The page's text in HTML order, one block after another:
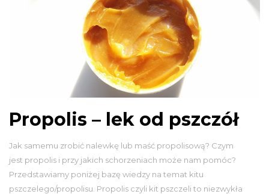
Propolis – lek od pszczół
Jak samemu zrobić nalewkę lub maść propolisową? Czym
jest propolis i przy jakich schorzeniach może nam pomóc?
Przedstawiamy poniżej bazę wiedzy na temat kitu
pszczelego/propolisu. Propolis czyli kit pszczeli to niezwykła